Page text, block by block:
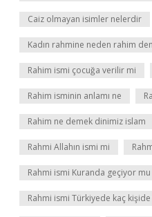
Caiz olmayan isimler nelerdir
Kadın rahmine neden rahim
Rahim ismi çocuğa verilir mi
Rahim isminin anlamı ne
Rahim ne demek dinimiz islam
Rahmi Allahın ismi mi
Rahmi ismi Kuranda geçiyor mu
Rahmi ismi Türkiyede kaç